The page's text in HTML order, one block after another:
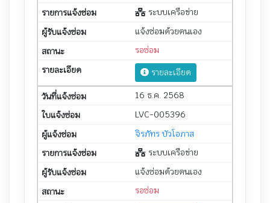
ระบบเครือข่าย
แจ้งซ่อมด้วยตนเอง
รอซ่อม
รายละเอียด
16 ธ.ค. 2568
LVC-005396
จิรภัทร บัวโอภาส
ระบบเครือข่าย
แจ้งซ่อมด้วยตนเอง
รอซ่อม